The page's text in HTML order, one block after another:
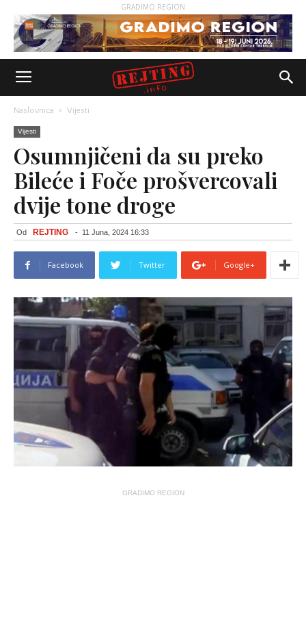
GRADIMO REGION
Naslovnica Vijesti
Vijesti
Osumnjičeni da su preko
Bileće i Foče prošvercovali
dvije tone droge
Od REJTING - 11 Juna, 2024 16:33
Facebook Twitter Google+
GRADIMO REGION